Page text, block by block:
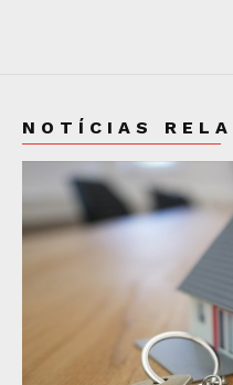
NOTÍCIAS